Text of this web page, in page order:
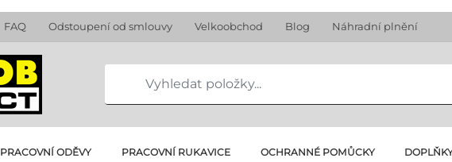
FAQ Odstoupení od smlouvy Velkoobchod Blog Náhradní plnění
PRACOVNÍ ODĚVY PRACOVNÍ RUKAVICE OCHRANNÉ POMŮCKY